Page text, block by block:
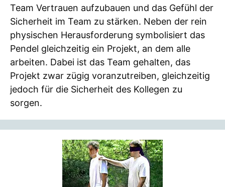
Team Vertrauen aufzubauen und das Gefühl der
Sicherheit im Team zu stärken. Neben der rein
physischen Herausforderung symbolisiert das
Pendel gleichzeitig ein Projekt, an dem alle
arbeiten. Dabei ist das Team gehalten, das
Projekt zwar zügig voranzutreiben, gleichzeitig
jedoch für die Sicherheit des Kollegen zu
sorgen.